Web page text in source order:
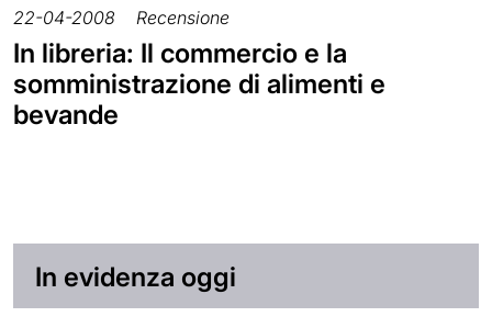
22-04-2008 Recensione
In libreria: Il commercio e la
somministrazione di alimenti e
bevande
In evidenza oggi